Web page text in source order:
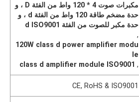
مكبرات صوت 4 * 120 واط من الفئة D ، و
حدة مضخم طاقة 120 واط من الفئة d ، و
حدة مكبر للصوت من الفئة d ISO9001
,
120W class d power amplifier modu
le
,
class d amplifier module ISO9001
CE, RoHS & ISO9001